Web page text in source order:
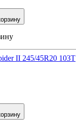
II 245/45R20 103T